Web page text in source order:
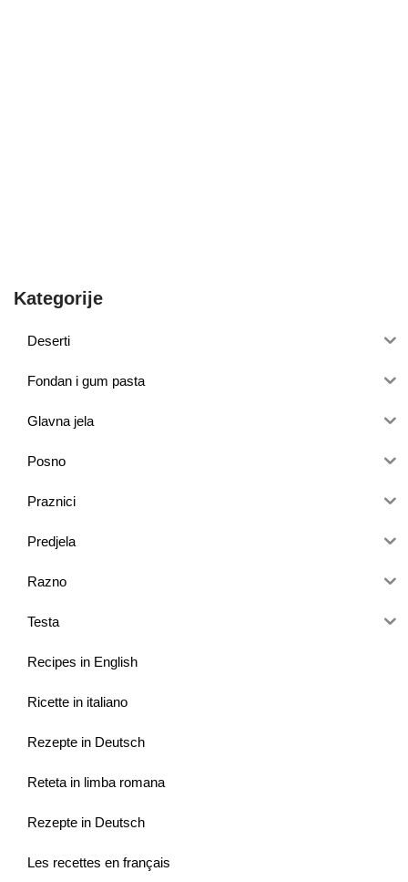
Kategorije
Deserti
Fondan i gum pasta
Glavna jela
Posno
Praznici
Predjela
Razno
Testa
Recipes in English
Ricette in italiano
Rezepte in Deutsch
Reteta in limba romana
Rezepte in Deutsch
Les recettes en français